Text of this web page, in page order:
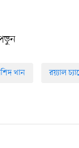
খান রয়্যাল